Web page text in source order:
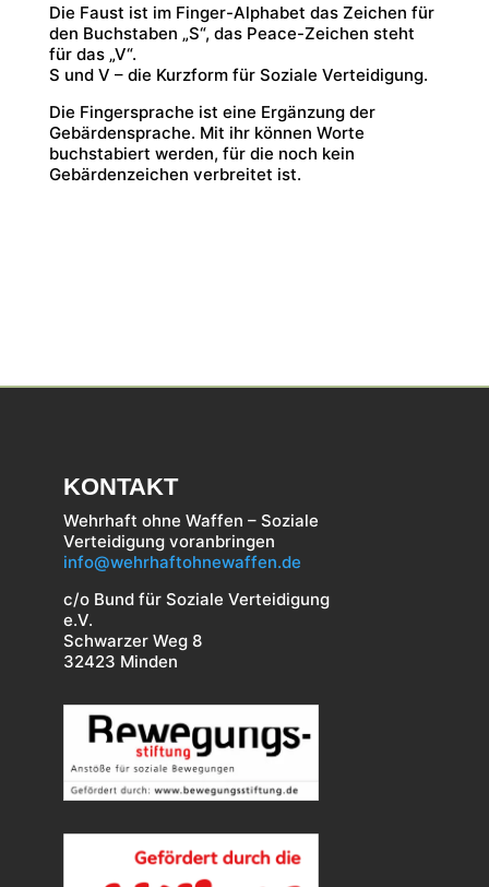
Die Faust ist im Finger-Alphabet das Zeichen für
den Buchstaben „S“, das Peace-Zeichen steht
für das „V“.
S und V – die Kurzform für Soziale Verteidigung.
Die Fingersprache ist eine Ergänzung der
Gebärdensprache. Mit ihr können Worte
buchstabiert werden, für die noch kein
Gebärdenzeichen verbreitet ist.
KONTAKT
Wehrhaft ohne Waffen – Soziale
Verteidigung voranbringen
info@wehrhaftohnewaffen.de
c/o Bund für Soziale Verteidigung
e.V.
Schwarzer Weg 8
32423 Minden